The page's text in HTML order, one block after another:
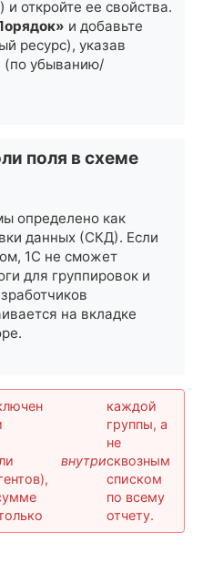
и откройте ее свойства.
и добавьте
ресурс), указав
(по убыванию/
поля в схеме
определено как
данных (СКД). Если
1С не сможет
для группировок и
на вкладке
внутри
каждой
группы, а
не
сквозным
списком
по всему
отчету.